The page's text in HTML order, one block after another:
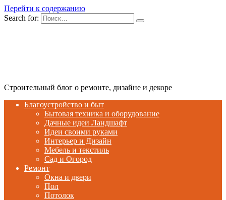
Перейти к содержанию
Search for:
Строительный блог о ремонте, дизайне и декоре
Благоустройство и быт
Бытовая техника и оборудование
Дачные идеи Ландшафт
Идеи своими руками
Интерьер и Дизайн
Мебель и текстиль
Сад и Огород
Ремонт
Окна и двери
Пол
Потолок